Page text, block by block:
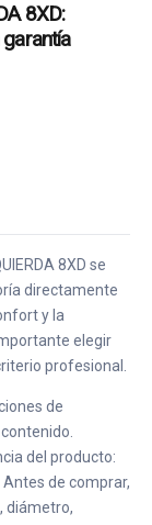
8XD:
8XD se
directamente
y la
elegir
profesional.
de
del producto:
de comprar,
diámetro,